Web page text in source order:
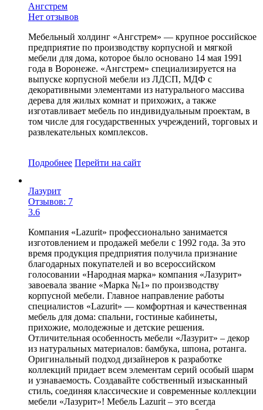
Ангстрем
Нет отзывов
Мебельный холдинг «Ангстрем» — крупное российское
предприятие по производству корпусной и мягкой
мебели для дома, которое было основано 14 мая 1991
года в Воронеже. «Ангстрем» специализируется на
выпуске корпусной мебели из ЛДСП, МДФ с
декоративными элементами из натурального массива
дерева для жилых комнат и прихожих, а также
изготавливает мебель по индивидуальным проектам, в
том числе для государственных учреждений, торговых и
развлекательных комплексов.
Подробнее Перейти на сайт
Лазурит
Отзывов: 7
3.6
Компания «Lazurit» профессионально занимается
изготовлением и продажей мебели с 1992 года. За это
время продукция предприятия получила признание
благодарных покупателей и во всероссийском
голосовании «Народная марка» компания «Лазурит»
завоевала звание «Марка №1» по производству
корпусной мебели. Главное направление работы
специалистов «Lazurit» — комфортная и качественная
мебель для дома: спальни, гостиные кабинеты,
прихожие, молодежные и детские решения.
Отличительная особенность мебели «Лазурит» – декор
из натуральных материалов: бамбука, шпона, ротанга.
Оригинальный подход дизайнеров к разработке
коллекций придает всем элементам серий особый шарм
и узнаваемость. Создавайте собственный изысканный
стиль, соединяя классические и современные коллекции
мебели «Лазурит»! Мебель Lazurit – это всегда